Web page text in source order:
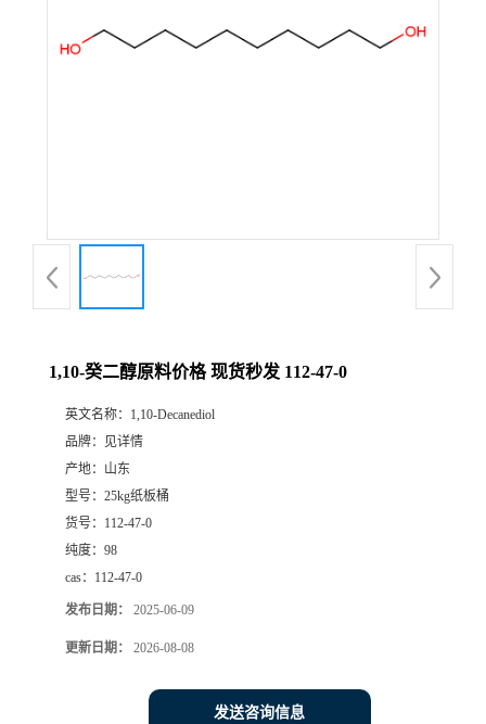
1,10-癸二醇原料价格 现货秒发 112-47-0
英文名称： 1,10-Decanediol
品牌：
见详情
产地： 山东
型号： 25kg纸板桶
货号： 112-47-0
纯度： 98
cas： 112-47-0
发布日期： 2025-06-09
更新日期： 2026-08-08
发送咨询信息